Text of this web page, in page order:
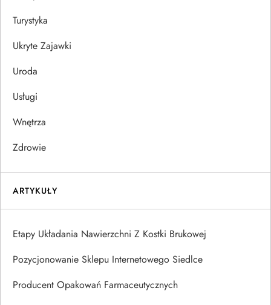
Turystyka
Ukryte Zajawki
Uroda
Usługi
Wnętrza
Zdrowie
ARTYKUŁY
Etapy Układania Nawierzchni Z Kostki Brukowej
Pozycjonowanie Sklepu Internetowego Siedlce
Producent Opakowań Farmaceutycznych